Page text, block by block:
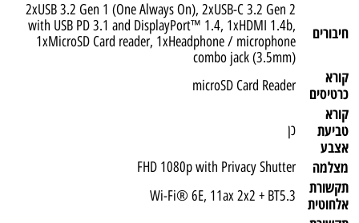
חיבורים
2xUSB 3.2 Gen 1 (One Always On), 2xUSB-C 3.2 Gen 2
with USB PD 3.1 and DisplayPort™ 1.4, 1xHDMI 1.4b,
1xMicroSD Card reader, 1xHeadphone / microphone
combo jack (3.5mm)
קורא
כרטיסים
microSD Card Reader
קורא
טביעת
אצבע
כן
מצלמה FHD 1080p with Privacy Shutter
תקשורת
אלחוטית
Wi-Fi® 6E, 11ax 2x2 + BT5.3